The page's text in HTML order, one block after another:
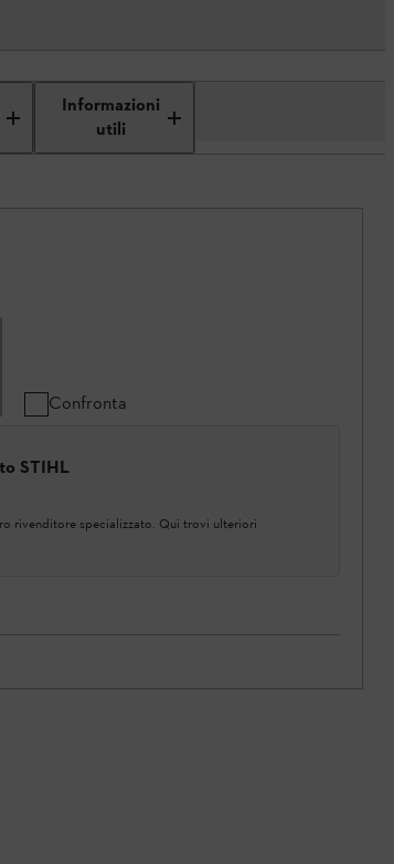
Informazioni
utili
Confronta
STIHL
rivenditore specializzato. Qui trovi ulteriori